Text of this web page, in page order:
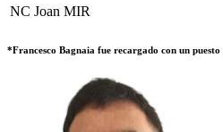
NC Joan MIR
*Francesco Bagnaia fue recargado con un